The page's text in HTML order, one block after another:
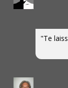
"Te